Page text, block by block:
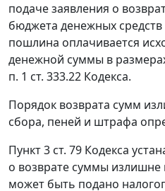
подаче заявления о
бюджета денежных средств
пошлина оплачивается
денежной суммы в
п. 1 ст. 333.22 Кодекса.
Порядок возврата сумм
сбора, пеней и штрафа
Пункт 3 ст. 79 Кодекса
о возврате суммы излишне
может быть подано